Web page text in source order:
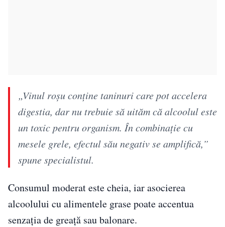
„Vinul roșu conține taninuri care pot accelera
digestia, dar nu trebuie să uităm că alcoolul este
un toxic pentru organism. În combinație cu
mesele grele, efectul său negativ se amplifică,”
spune specialistul.
Consumul moderat este cheia, iar asocierea
alcoolului cu alimentele grase poate accentua
senzația de greață sau balonare.